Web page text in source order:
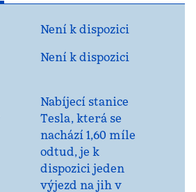
Není k dispozici
Není k dispozici
Nabíjecí stanice
Tesla, která se
nachází 1,60 míle
odtud, je k
dispozici jeden
výjezd na jih v